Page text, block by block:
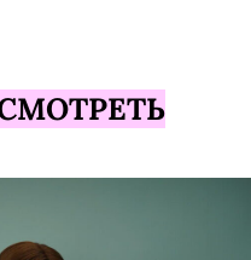
/ The Last